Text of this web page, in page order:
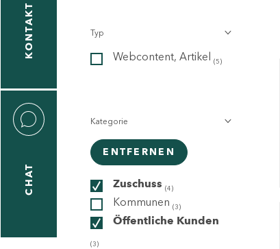
KONTAKT
CHAT
Typ
Webcontent, Artikel (5)
Kategorie
ENTFERNEN
Zuschuss (4)
Kommunen (3)
Öffentliche Kunden
(3)